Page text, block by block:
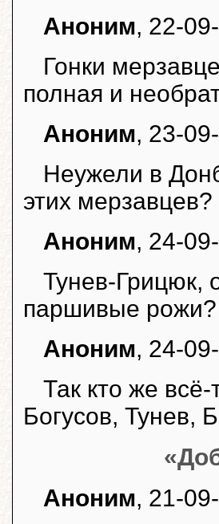
Аноним, 22-
Гонки
полная и
Аноним, 23-
Неужели в
этих мерзавцев?
Аноним, 24-
Тунев-Грицюк,
паршивые рожи?
Аноним, 24-
Так кто же
Богусов, Тунев,
Аноним, 21-